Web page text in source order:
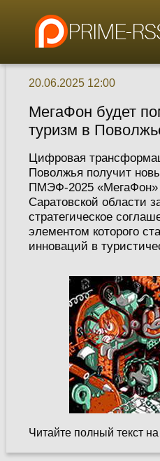
20.06.2025 12:00
МегаФон будет
туризм в
Цифровая
Поволжья получит
ПМЭФ-2025 «МегаФон»
Саратовской области
стратегическое
элементом которого
инноваций в
Читайте полный текст